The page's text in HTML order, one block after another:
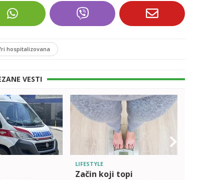
hospitalizovana
VESTI
LIFESTYLE
Začin koji topi